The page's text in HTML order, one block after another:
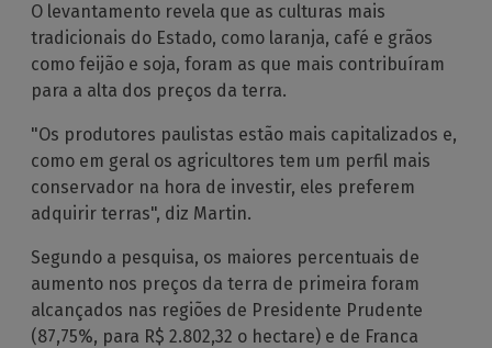
O levantamento revela que as culturas mais
tradicionais do Estado, como laranja, café e grãos
como feijão e soja, foram as que mais contribuíram
para a alta dos preços da terra.
"Os produtores paulistas estão mais capitalizados e,
como em geral os agricultores tem um perfil mais
conservador na hora de investir, eles preferem
adquirir terras", diz Martin.
Segundo a pesquisa, os maiores percentuais de
aumento nos preços da terra de primeira foram
alcançados nas regiões de Presidente Prudente
(87,75%, para R$ 2.802,32 o hectare) e de Franca